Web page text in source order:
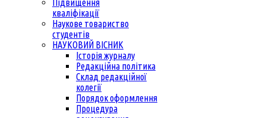
Підвищення
кваліфікації
Наукове товариство
студентів
НАУКОВИЙ ВІСНИК
Історія журналу
Редакційна політика
Склад редакційної
колегії
Порядок оформлення
Процедура